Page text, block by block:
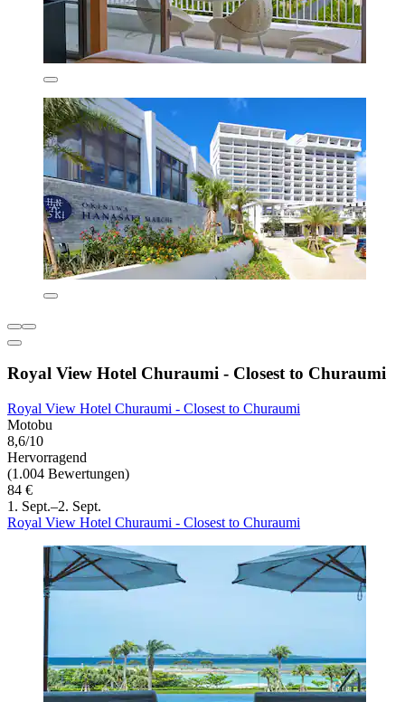
Royal View Hotel Churaumi - Closest to Churaumi
Royal View Hotel Churaumi - Closest to Churaumi
Motobu
8,6/10
Hervorragend
(1.004 Bewertungen)
84 €
1. Sept.–2. Sept.
Royal View Hotel Churaumi - Closest to Churaumi